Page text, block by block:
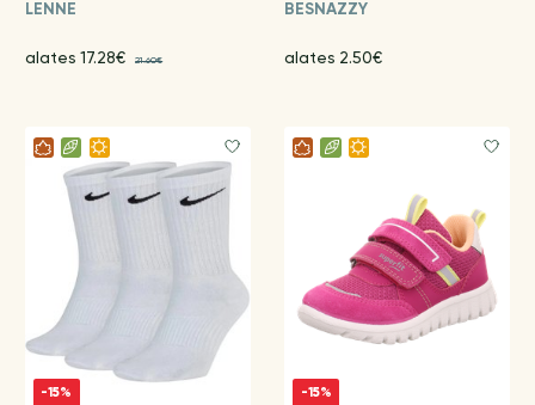
LENNE
alates 17.28€ 21.60€
BESNAZZY
alates 2.50€
-15% -15%